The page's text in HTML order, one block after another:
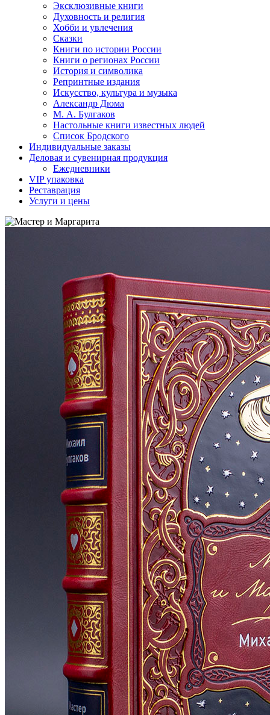
Эксклюзивные книги
Духовность и религия
Хобби и увлечения
Сказки
Книги по истории России
Книги о регионах России
История и символика
Репринтные издания
Искусство, культура и музыка
Александр Дюма
М. А. Булгаков
Настольные книги известных людей
Список Бродского
Индивидуальные заказы
Деловая и сувенирная продукция
Ежедневники
VIP упаковка
Реставрация
Услуги и цены